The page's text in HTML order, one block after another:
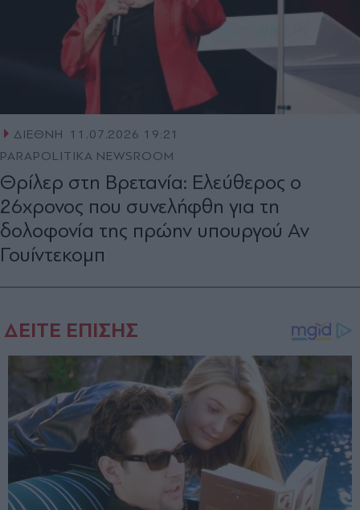
ΔΙΕΘΝΗ
11.07.2026 19:21
PARAPOLITIKA NEWSROOM
Θρίλερ στη Βρετανία: Ελεύθερος ο
26χρονος που συνελήφθη για τη
δολοφονία της πρώην υπουργού Αν
Γουίντεκομπ